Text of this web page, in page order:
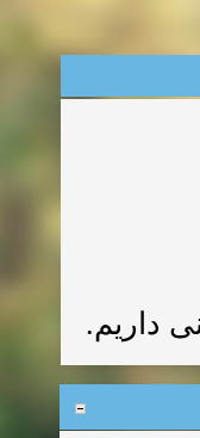
داریم.